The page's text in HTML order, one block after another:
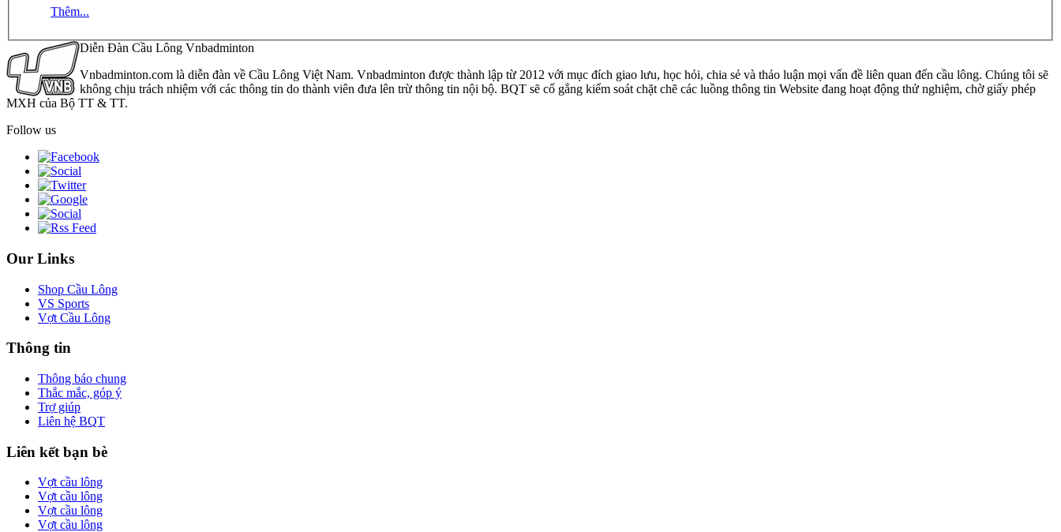
Thêm...
Diễn Đàn Cầu Lông Vnbadminton
Vnbadminton.com là diễn đàn về Cầu Lông Việt Nam. Vnbadminton được thành lập từ 2012 với mục đích giao lưu, học hỏi, chia sẻ và thảo luận mọi vấn đề liên quan đến cầu lông. Chúng tôi sẽ
không chịu trách nhiệm với các thông tin do thành viên đưa lên trừ thông tin nội bộ. BQT sẽ cố gắng kiểm soát chặt chẽ các luồng thông tin Website đang hoạt động thử nghiệm, chờ giấy phép
MXH của Bộ TT & TT.
Follow us
Our Links
Shop Cầu Lông
VS Sports
Vợt Cầu Lông
Thông tin
Thông báo chung
Thắc mắc, góp ý
Trợ giúp
Liên hệ BQT
Liên kết bạn bè
Vợt cầu lông
Vợt cầu lông
Vợt cầu lông
Vợt cầu lông